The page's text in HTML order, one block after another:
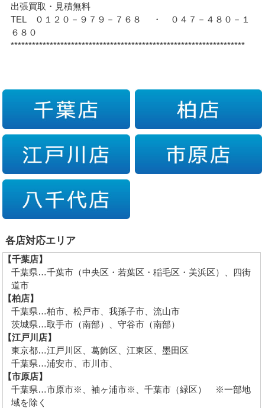
出張買取・見積無料
TEL ０１２０－９７９－７６８ ・ ０４７－４８０－１
６８０
******************************************************************
各店対応エリア
【千葉店】
千葉県…千葉市（中央区・若葉区・稲毛区・美浜区）、四街
道市
【柏店】
千葉県…柏市、松戸市、我孫子市、流山市
茨城県…取手市（南部）、守谷市（南部）
【江戸川店】
東京都…江戸川区、葛飾区、江東区、墨田区
千葉県…浦安市、市川市、
【市原店】
千葉県…市原市※、袖ヶ浦市※、千葉市（緑区） ※一部地
域を除く